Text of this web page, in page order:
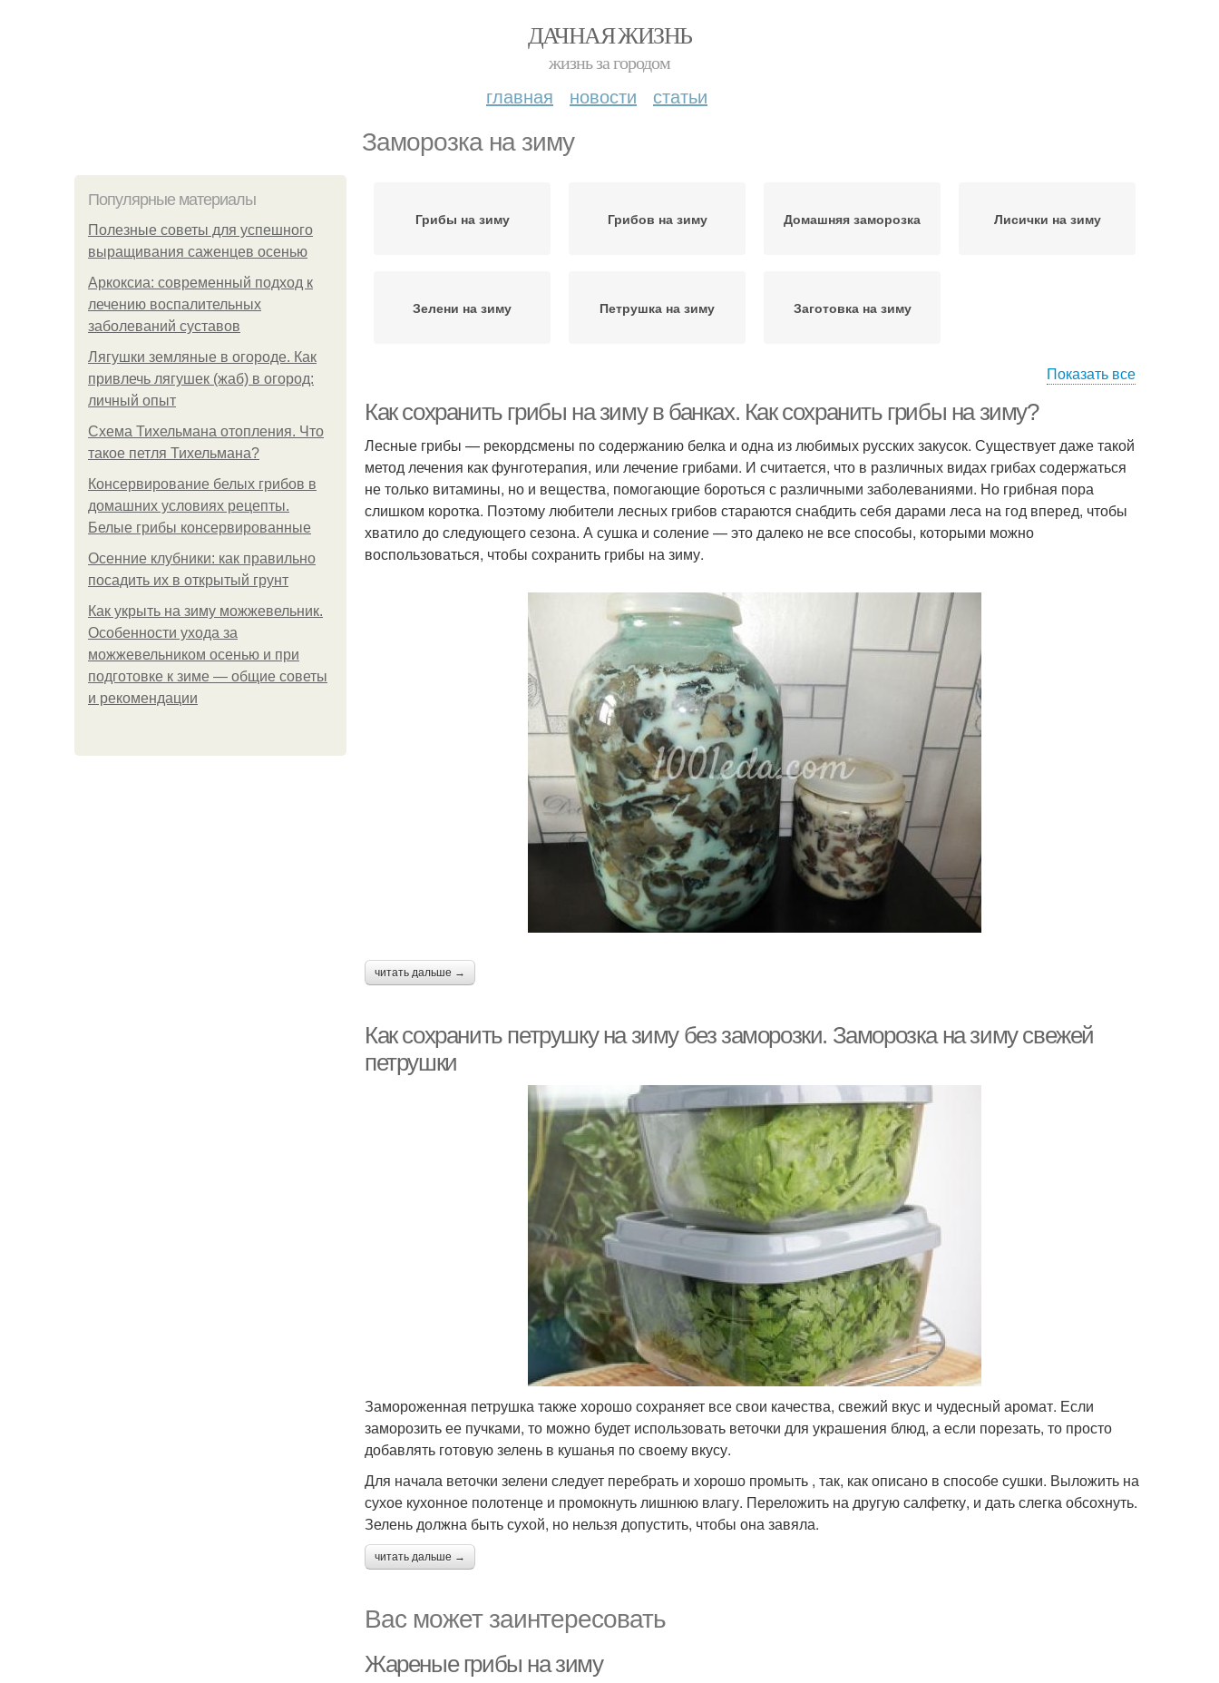
ДАЧНАЯ ЖИЗНЬ
жизнь за городом
главная новости статьи
Заморозка на зиму
Популярные материалы
Полезные советы для успешного
выращивания саженцев осенью
Аркоксиа: современный подход к
лечению воспалительных
заболеваний суставов
Лягушки земляные в огороде. Как
привлечь лягушек (жаб) в огород:
личный опыт
Схема Тихельмана отопления. Что
такое петля Тихельмана?
Консервирование белых грибов в
домашних условиях рецепты.
Белые грибы консервированные
Осенние клубники: как правильно
посадить их в открытый грунт
Как укрыть на зиму можжевельник.
Особенности ухода за
можжевельником осенью и при
подготовке к зиме — общие советы
и рекомендации
Грибы на зиму Грибов на зиму Домашняя заморозка Лисички на зиму
Зелени на зиму Петрушка на зиму Заготовка на зиму
Показать все
Как сохранить грибы на зиму в банках. Как сохранить грибы на зиму?
Лесные грибы — рекордсмены по содержанию белка и одна из любимых русских закусок. Существует даже такой
метод лечения как фунготерапия, или лечение грибами. И считается, что в различных видах грибах содержаться
не только витамины, но и вещества, помогающие бороться с различными заболеваниями. Но грибная пора
слишком коротка. Поэтому любители лесных грибов стараются снабдить себя дарами леса на год вперед, чтобы
хватило до следующего сезона. А сушка и соление — это далеко не все способы, которыми можно
воспользоваться, чтобы сохранить грибы на зиму.
читать дальше →
Как сохранить петрушку на зиму без заморозки. Заморозка на зиму свежей
петрушки
Замороженная петрушка также хорошо сохраняет все свои качества, свежий вкус и чудесный аромат. Если
заморозить ее пучками, то можно будет использовать веточки для украшения блюд, а если порезать, то просто
добавлять готовую зелень в кушанья по своему вкусу.
Для начала веточки зелени следует перебрать и хорошо промыть , так, как описано в способе сушки. Выложить на
сухое кухонное полотенце и промокнуть лишнюю влагу. Переложить на другую салфетку, и дать слегка обсохнуть.
Зелень должна быть сухой, но нельзя допустить, чтобы она завяла.
читать дальше →
Вас может заинтересовать
Жареные грибы на зиму